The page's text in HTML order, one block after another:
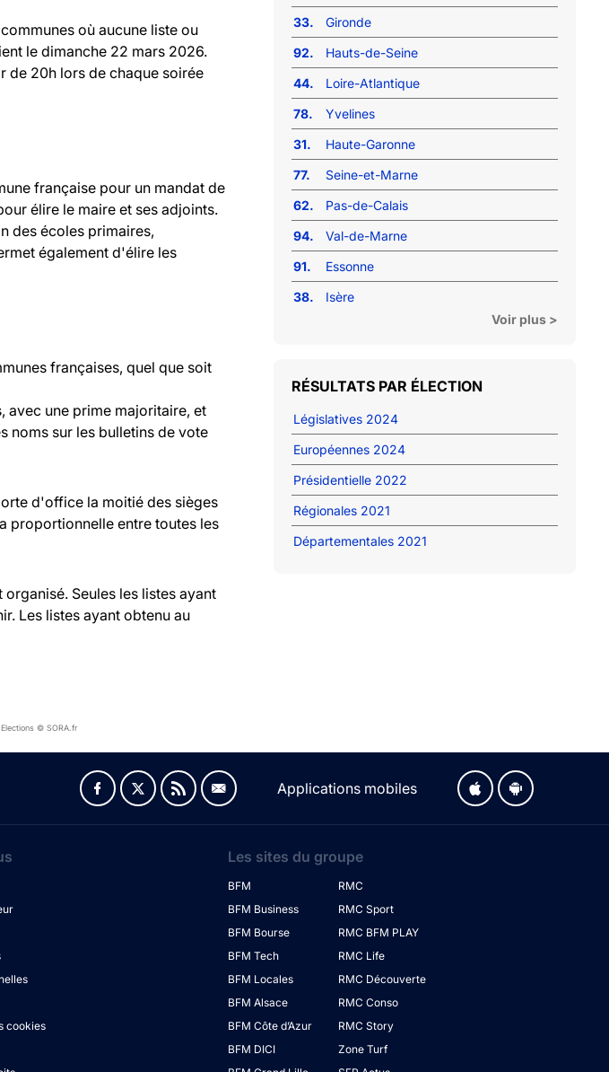
où aucune liste ou
le dimanche 22 mars 2026.
de 20h lors de chaque soirée
française pour un mandat de
élire le maire et ses adjoints.
des écoles primaires,
également d'élire les
françaises, quel que soit
avec une prime majoritaire, et
noms sur les bulletins de vote
d'office la moitié des sièges
proportionnelle entre toutes les
Seules les listes ayant
Les listes ayant obtenu au
33.
Gironde
92.
Hauts-de-Seine
44.
Loire-Atlantique
78.
Yvelines
31.
Haute-Garonne
77.
Seine-et-Marne
62.
Pas-de-Calais
94.
Val-de-Marne
91.
Essonne
38.
Isère
Voir plus >
RÉSULTATS PAR ÉLECTION
Législatives 2024
Européennes 2024
Présidentielle 2022
Régionales 2021
Départementales 2021
© SORA.fr
Applications mobiles
cookies
Les sites du groupe
BFM
BFM Business
BFM Bourse
BFM Tech
BFM Locales
BFM Alsace
BFM Côte d’Azur
BFM DICI
RMC
RMC Sport
RMC BFM PLAY
RMC Life
RMC Découverte
RMC Conso
RMC Story
Zone Turf